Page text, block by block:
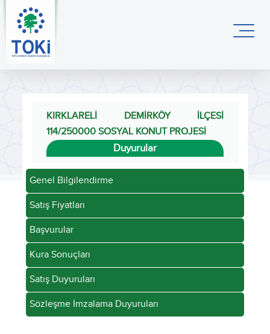
KIRKLARELİ DEMİRKÖY İLÇESİ
114/250000 SOSYAL KONUT PROJESİ
Duyurular
Genel Bilgilendirme
Satış Fiyatları
Başvurular
Kura Sonuçları
Satış Duyuruları
Sözleşme İmzalama Duyuruları